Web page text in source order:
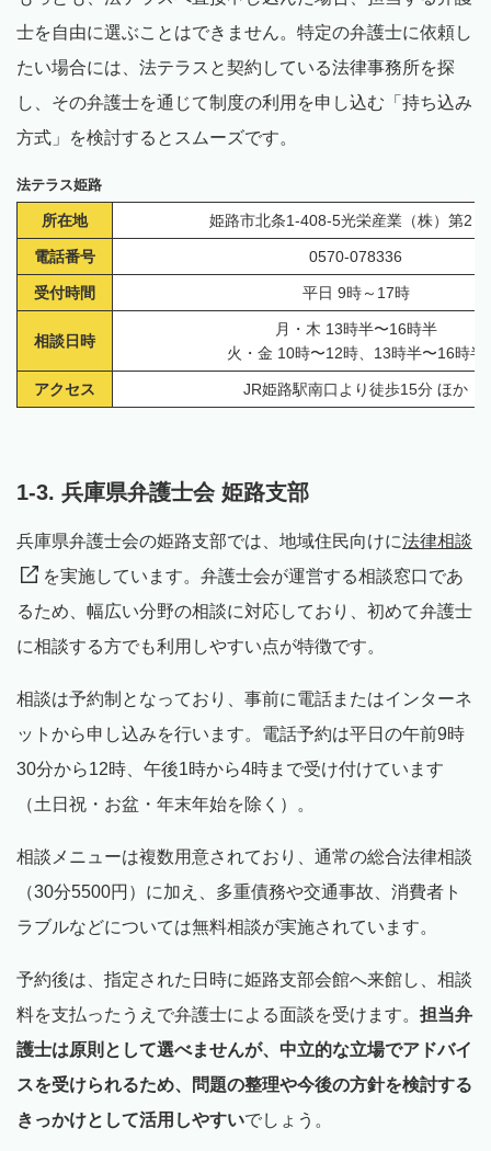
士を自由に選ぶことはできません。特定の弁護士に依頼し
たい場合には、法テラスと契約している法律事務所を探
し、その弁護士を通じて制度の利用を申し込む「持ち込み
方式」を検討するとスムーズです。
法テラス姫路
所在地 姫路市北条1-408-5光栄産業（株）第2ビ
電話番号 0570-078336
受付時間 平日 9時～17時
相談日時
月・木 13時半〜16時半
火・金 10時〜12時、13時半〜16時半
アクセス JR姫路駅南口より徒歩15分 ほか
1-3. 兵庫県弁護士会 姫路支部
兵庫県弁護士会の姫路支部では、地域住民向けに法律相談
を実施しています。弁護士会が運営する相談窓口であ
るため、幅広い分野の相談に対応しており、初めて弁護士
に相談する方でも利用しやすい点が特徴です。
相談は予約制となっており、事前に電話またはインターネ
ットから申し込みを行います。電話予約は平日の午前9時
30分から12時、午後1時から4時まで受け付けています
（土日祝・お盆・年末年始を除く）。
相談メニューは複数用意されており、通常の総合法律相談
（30分5500円）に加え、多重債務や交通事故、消費者ト
ラブルなどについては無料相談が実施されています。
予約後は、指定された日時に姫路支部会館へ来館し、相談
料を支払ったうえで弁護士による面談を受けます。 担当弁
護士は原則として選べませんが、中立的な立場でアドバイ
スを受けられるため、問題の整理や今後の方針を検討する
きっかけとして活用しやすいでしょう。